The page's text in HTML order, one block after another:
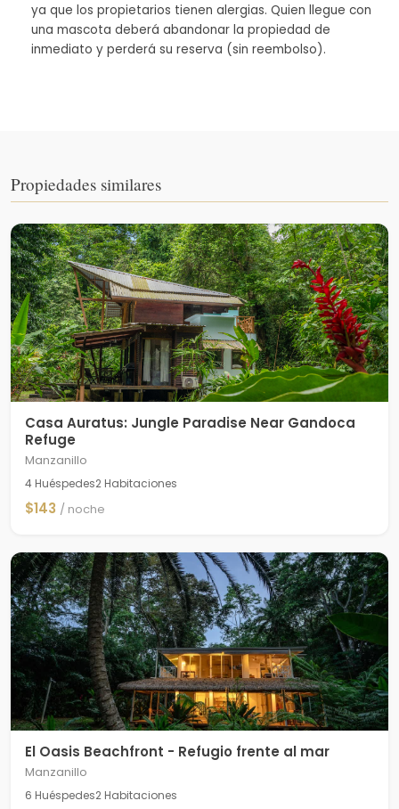
ya que los propietarios tienen alergias. Quien llegue con
una mascota deberá abandonar la propiedad de
inmediato y perderá su reserva (sin reembolso).
Propiedades similares
Casa Auratus: Jungle Paradise Near Gandoca
Refuge
Manzanillo
4 Huéspedes2 Habitaciones
$143 / noche
El Oasis Beachfront - Refugio frente al mar
Manzanillo
6 Huéspedes2 Habitaciones